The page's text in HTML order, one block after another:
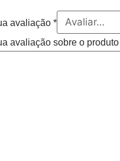
avaliação *
avaliação sobre o